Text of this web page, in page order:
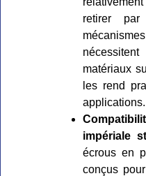
retirer
matériaux
les rend
applications.
impériale
écrous en
conçus